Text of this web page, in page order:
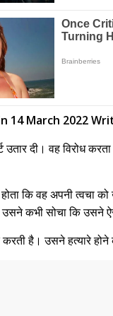
14 March 2022
उतार दी। वह विरोध
कि वह अपनी त्वचा
कभी सोचा कि उसने
है। उसने हत्यारे